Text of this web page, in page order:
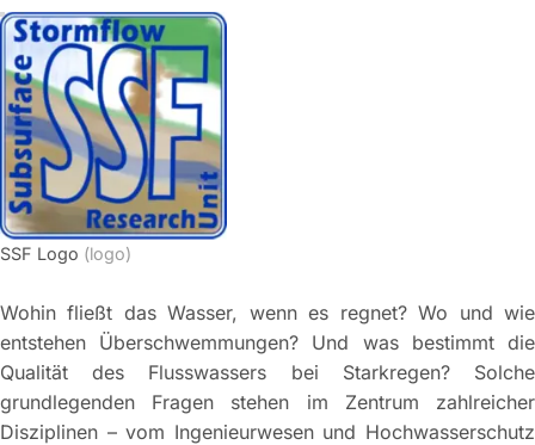
SSF Logo (logo)
Wohin fließt das Wasser, wenn es regnet? Wo und wie
entstehen Überschwemmungen? Und was bestimmt die
Qualität des Flusswassers bei Starkregen? Solche
grundlegenden Fragen stehen im Zentrum zahlreicher
Disziplinen – vom Ingenieurwesen und Hochwasserschutz